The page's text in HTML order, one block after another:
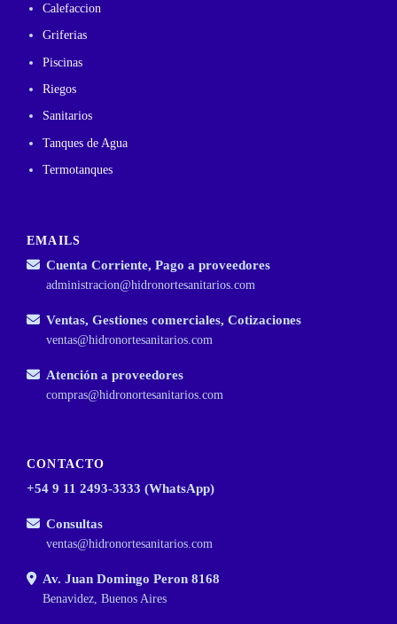
Calefaccion
Griferias
Piscinas
Riegos
Sanitarios
Tanques de Agua
Termotanques
EMAILS
Cuenta Corriente, Pago a proveedores
administracion@hidronortesanitarios.com
Ventas, Gestiones comerciales, Cotizaciones
ventas@hidronortesanitarios.com
Atención a proveedores
compras@hidronortesanitarios.com
CONTACTO
+54 9 11 2493-3333 (WhatsApp)
Consultas
ventas@hidronortesanitarios.com
Av. Juan Domingo Peron 8168
Benavidez, Buenos Aires